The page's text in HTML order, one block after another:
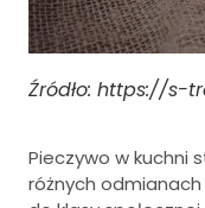
Źródło: https://s-
Pieczywo w kuchni
różnych